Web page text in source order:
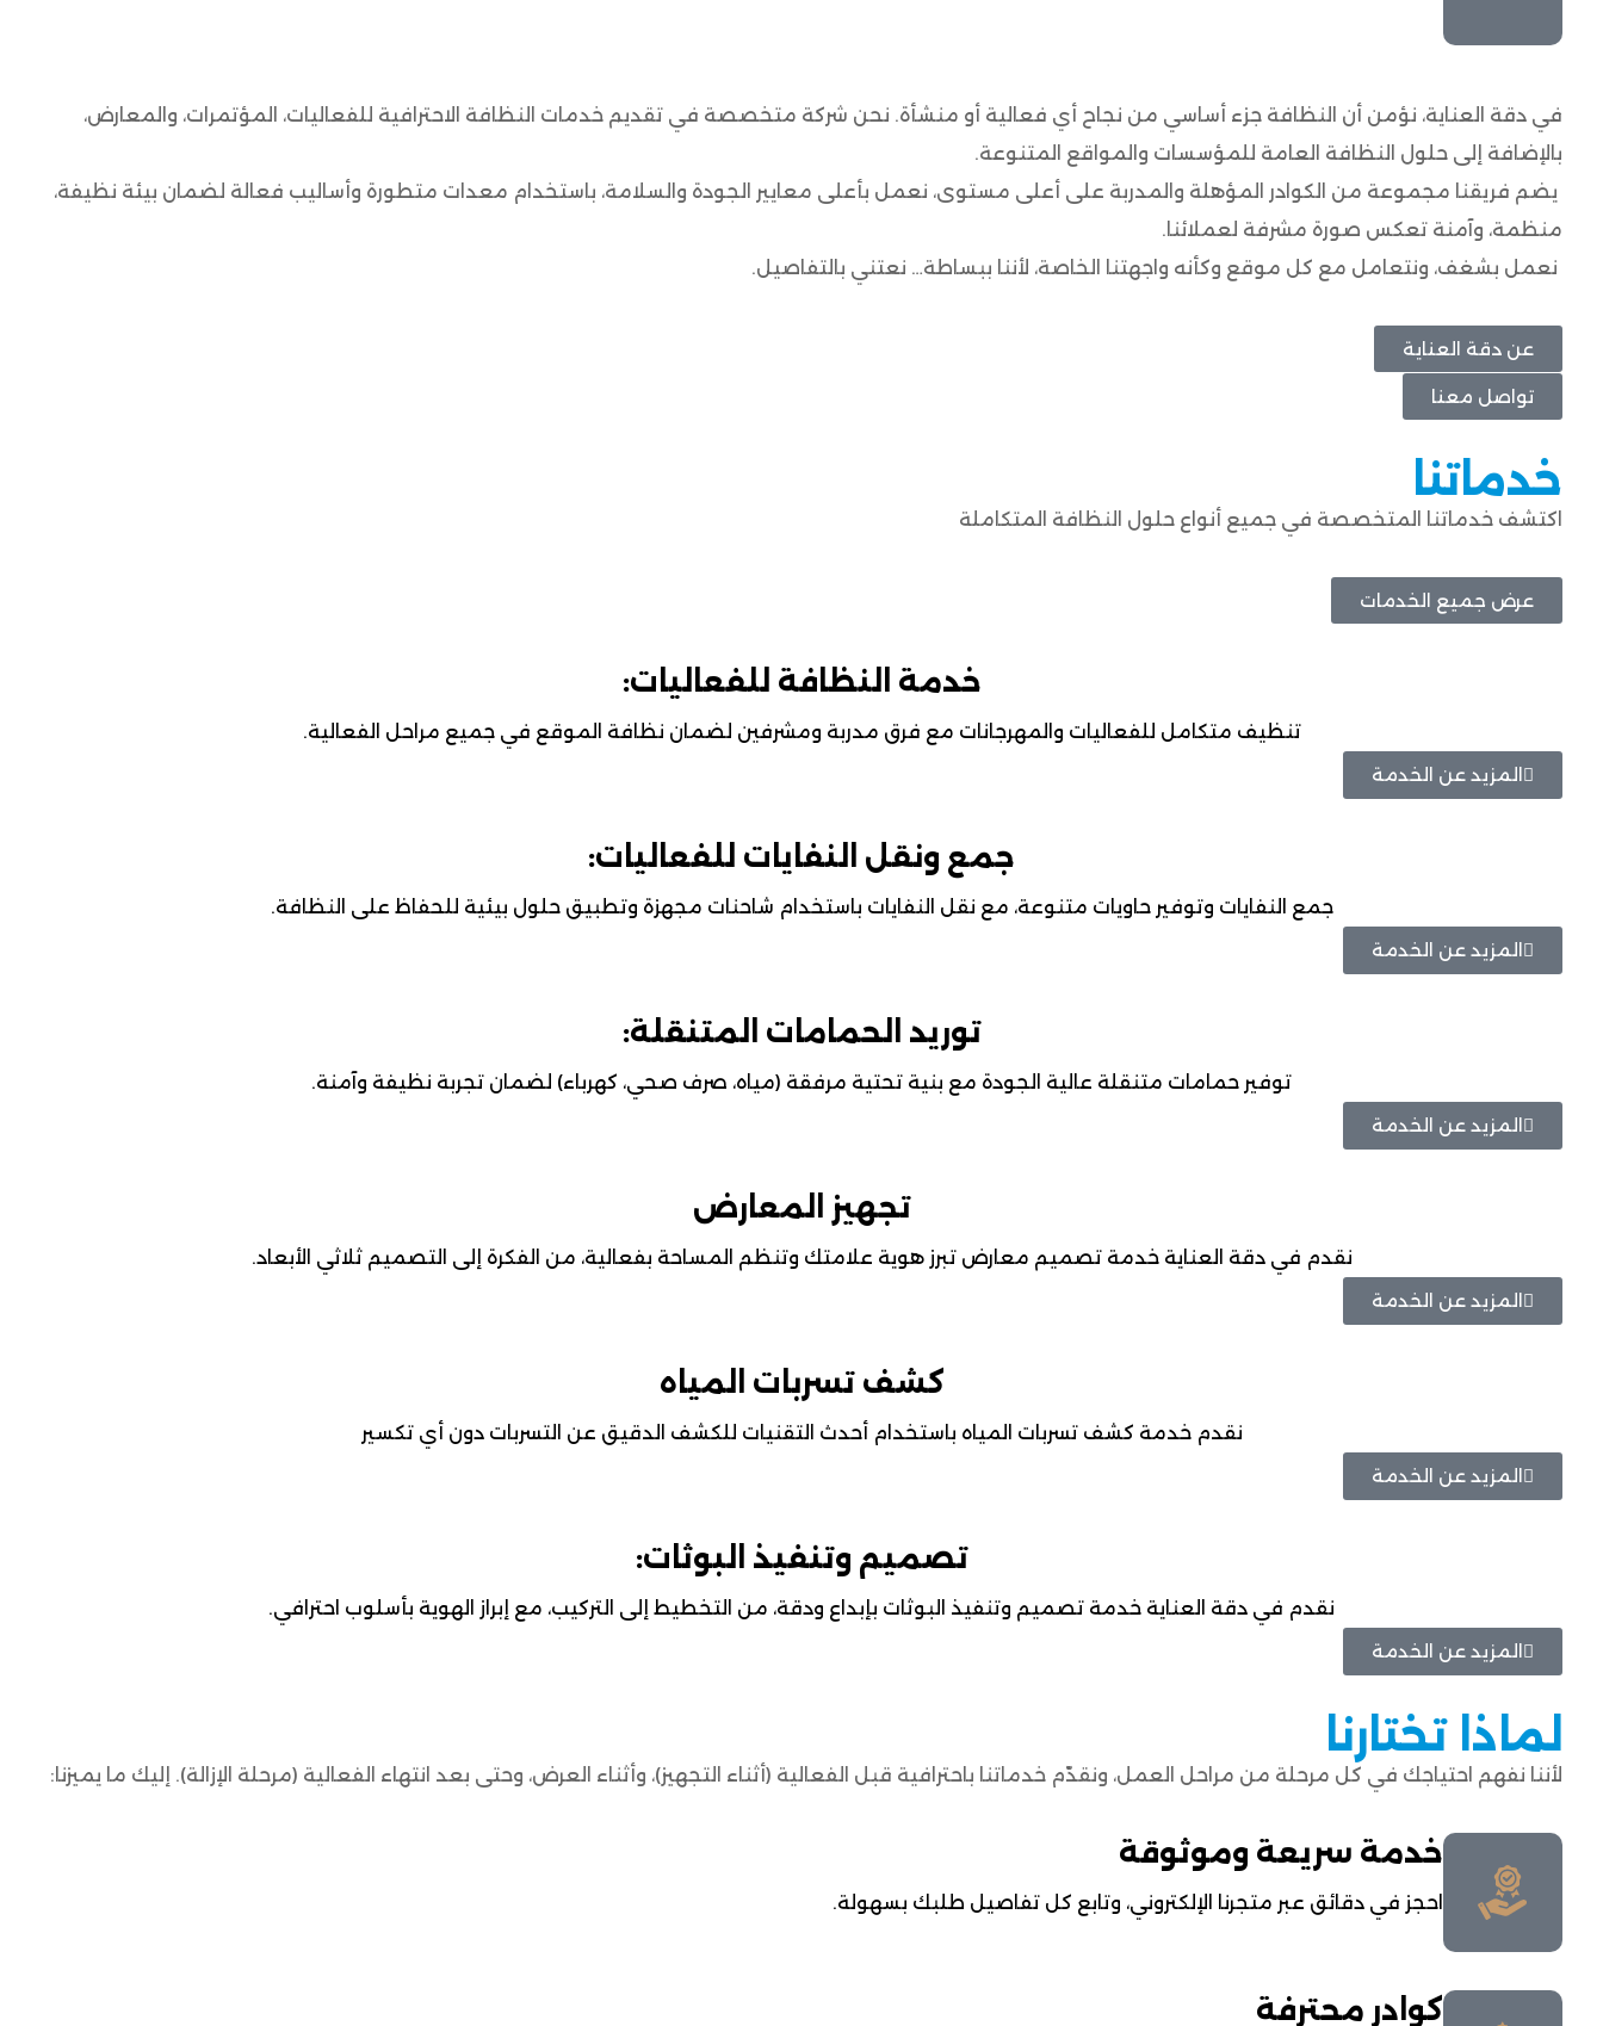
في دقة العناية، نؤمن أن النظافة جزء أساسي من نجاح أي فعالية أو منشأة. نحن شركة متخصصة في تقديم خدمات النظافة الاحترافية للفعاليات، المؤتمرات، والمعارض،
بالإضافة إلى حلول النظافة العامة للمؤسسات والمواقع المتنوعة.
يضم فريقنا مجموعة من الكوادر المؤهلة والمدربة على أعلى مستوى، نعمل بأعلى معايير الجودة والسلامة، باستخدام معدات متطورة وأساليب فعالة لضمان بيئة نظيفة،
منظمة، وآمنة تعكس صورة مشرفة لعملائنا.
نعمل بشغف، ونتعامل مع كل موقع وكأنه واجهتنا الخاصة، لأننا ببساطة… نعتني بالتفاصيل.
عن دقة العناية
تواصل معنا
خدماتنا
اكتشف خدماتنا المتخصصة في جميع أنواع حلول النظافة المتكاملة
عرض جميع الخدمات
خدمة النظافة للفعاليات:
تنظيف متكامل للفعاليات والمهرجانات مع فرق مدربة ومشرفين لضمان نظافة الموقع في جميع مراحل الفعالية.
المزيد عن الخدمة
جمع ونقل النفايات للفعاليات:
جمع النفايات وتوفير حاويات متنوعة، مع نقل النفايات باستخدام شاحنات مجهزة وتطبيق حلول بيئية للحفاظ على النظافة.
المزيد عن الخدمة
توريد الحمامات المتنقلة:
توفير حمامات متنقلة عالية الجودة مع بنية تحتية مرفقة (مياه، صرف صحي، كهرباء) لضمان تجربة نظيفة وآمنة.
المزيد عن الخدمة
تجهيز المعارض
نقدم في دقة العناية خدمة تصميم معارض تبرز هوية علامتك وتنظم المساحة بفعالية، من الفكرة إلى التصميم ثلاثي الأبعاد.
المزيد عن الخدمة
كشف تسربات المياه
نقدم خدمة كشف تسربات المياه باستخدام أحدث التقنيات للكشف الدقيق عن التسربات دون أي تكسير
المزيد عن الخدمة
تصميم وتنفيذ البوثات:
نقدم في دقة العناية خدمة تصميم وتنفيذ البوثات بإبداع ودقة، من التخطيط إلى التركيب، مع إبراز الهوية بأسلوب احترافي.
المزيد عن الخدمة
لماذا تختارنا
لأننا نفهم احتياجك في كل مرحلة من مراحل العمل، ونقدّم خدماتنا باحترافية قبل الفعالية (أثناء التجهيز)، وأثناء العرض، وحتى بعد انتهاء الفعالية (مرحلة الإزالة). إليك ما يميزنا:
خدمة سريعة وموثوقة
احجز في دقائق عبر متجرنا الإلكتروني، وتابع كل تفاصيل طلبك بسهولة.
كوادر محترفة